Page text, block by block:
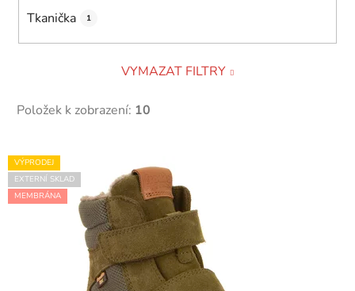
Tkanička 1
VYMAZAT FILTRY
Položek k zobrazení: 10
V
ý
p
VÝPRODEJ
EXTERNÍ SKLAD
MEMBRÁNA